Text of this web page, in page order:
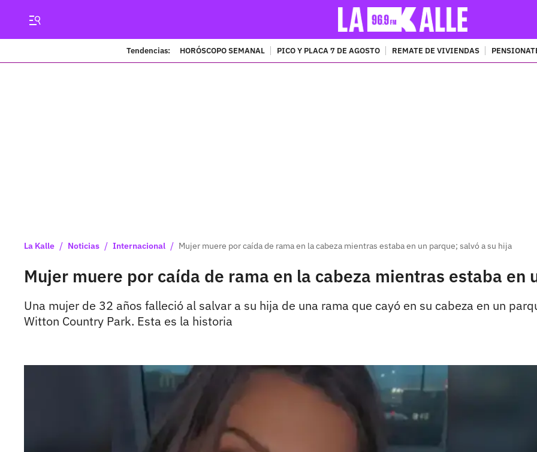
Tendencias: HORÓSCOPO SEMANAL PICO Y PLACA 7 DE AGOSTO REMATE DE VIVIENDAS
La Kalle / Noticias / Internacional / Mujer muere por caída de rama en la cabeza mientras estaba en un parque; salvó a su hija
Mujer muere por caída de rama en la cabeza mientras estaba en
Una mujer de 32 años falleció al salvar a su hija de una rama que cayó en su cabeza en un
Witton Country Park. Esta es la historia